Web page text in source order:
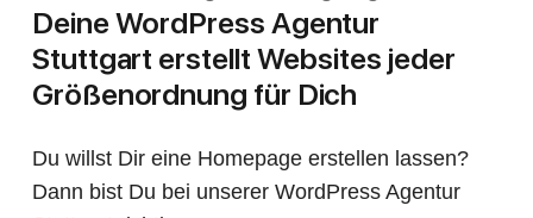
Deine WordPress Agentur
Stuttgart erstellt Websites jeder
Größenordnung für Dich
Du willst Dir eine Homepage erstellen lassen?
Dann bist Du bei unserer WordPress Agentur